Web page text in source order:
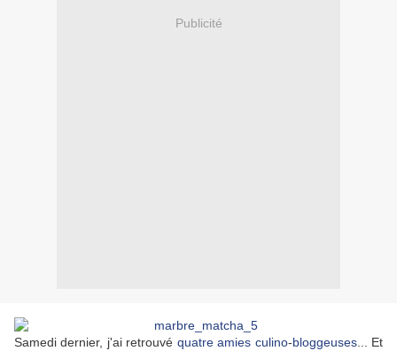
Publicité
Samedi dernier, j'ai retrouvé quatreamies culino-bloggeuses... Et